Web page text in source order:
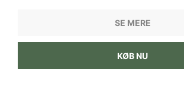
SE MERE
KØB NU